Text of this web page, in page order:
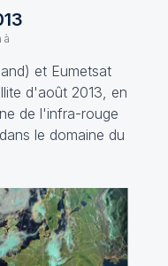
à
et Eumetsat
d'août 2013, en
de l'infra-rouge
le domaine du